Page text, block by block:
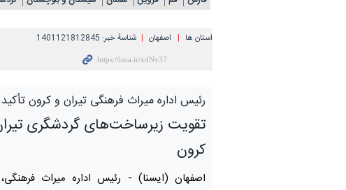
استان ها اصفهان شناسهٔ خبر: 1401121812845
رئیس اداره میراث فرهنگی تیران و کرون
تقویت زیرساخت‌های گردشگری
کرون
اصفهان (ایسنا) - رئیس اداره میراث